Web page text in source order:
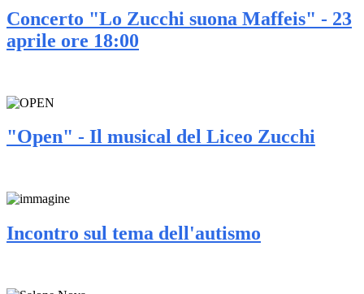
Concerto "Lo Zucchi suona Maffeis" - 23
aprile ore 18:00
"Open" - Il musical del Liceo Zucchi
Incontro sul tema dell'autismo